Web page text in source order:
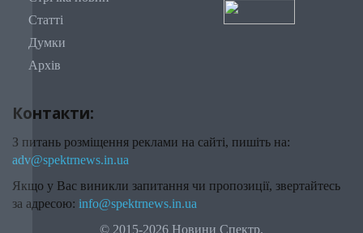
Статті
Думки
Архів
Контакти:
З питань розміщення реклами на сайті, пишіть на:
adv@spektrnews.in.ua
Якщо у Вас виникли запитання чи пропозиції, звертайтесь
за адресою: info@spektrnews.in.ua
© 2015-2026 Новини Спектр.